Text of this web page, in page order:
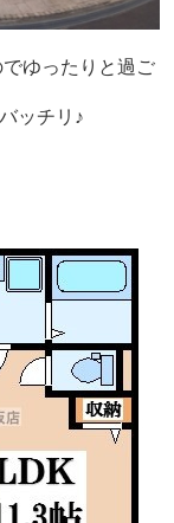
ゆったりと過ご
ッチリ♪